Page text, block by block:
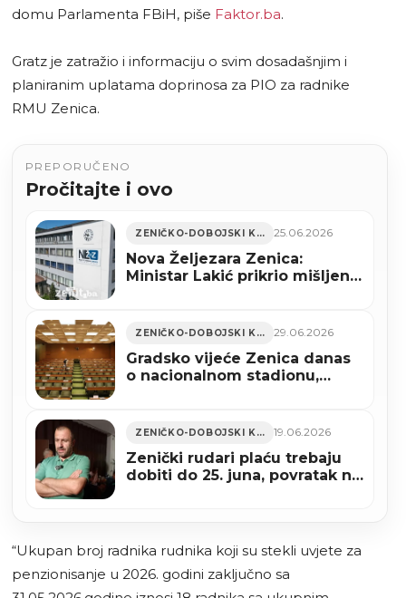
domu Parlamenta FBiH, piše Faktor.ba.
Gratz je zatražio i informaciju o svim dosadašnjim i
planiranim uplatama doprinosa za PIO za radnike
RMU Zenica.
PREPORUČENO
Pročitajte i ovo
ZENIČKO-DOBOJSKI KANTON 25.06.2026
Nova Željezara Zenica:
Ministar Lakić prikrio mišljenje
ZENIČKO-DOBOJSKI KANTON 29.06.2026
Gradsko vijeće Zenica danas
o nacionalnom stadionu,
ZENIČKO-DOBOJSKI KANTON 19.06.2026
Zenički rudari plaću trebaju
dobiti do 25. juna, povratak na
“Ukupan broj radnika rudnika koji su stekli uvjete za
penzionisanje u 2026. godini zaključno sa